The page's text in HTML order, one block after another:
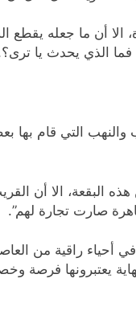
الا أن ما جعله يقطع
الذي يحدث يا
هذه التسمية بعد عمليات السلب والنهب
هذه البقعة، الا أن
صارت تجارة لهم”.
يمتلكون منازل في أحياء راقية من
يعتبرونها فرصة